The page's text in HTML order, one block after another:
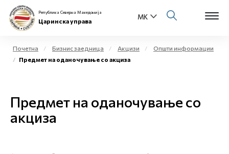
Физички лица
Бизнис заедница
Република Северна Македонија
Царинска управа
Почетна Бизнис заедница Акцизи
Општи информации
Предмет на оданочување со акциза
Предмет на оданочување со
акциза